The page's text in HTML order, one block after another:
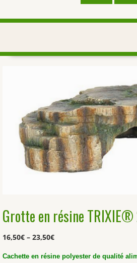
Grotte en résine
16,50€ – 23,50€
Cachette en résine polyester de qualité